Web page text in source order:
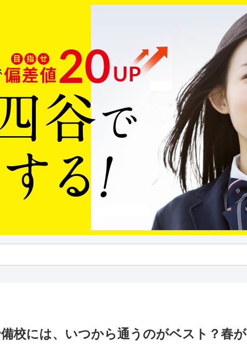
校には、いつから通うのがベスト？春が